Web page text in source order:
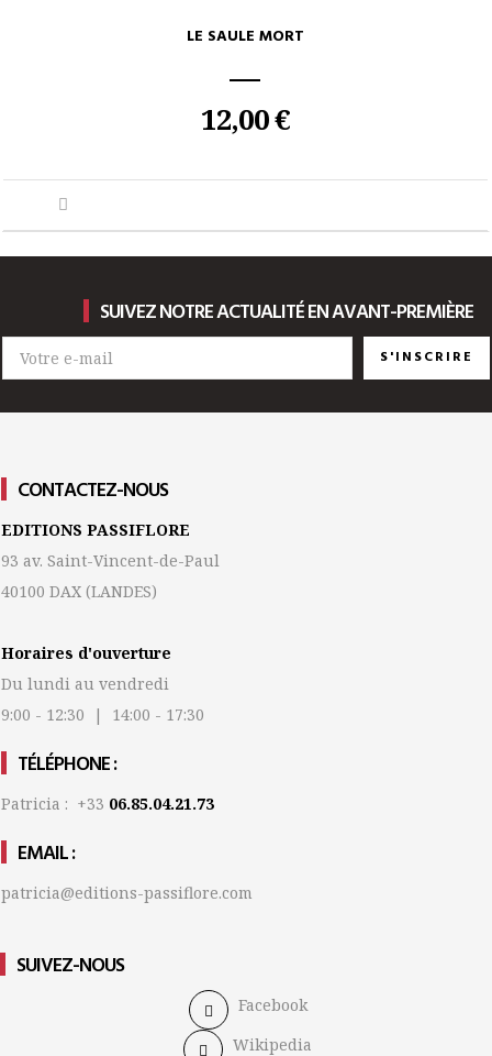
LE SAULE MORT
12,00 €
SUIVEZ NOTRE ACTUALITÉ EN AVANT-PREMIÈRE
S'INSCRIRE
CONTACTEZ-NOUS
EDITIONS PASSIFLORE
93 av. Saint-Vincent-de-Paul
40100 DAX (LANDES)
Horaires d'ouverture
Du lundi au vendredi
9:00 - 12:30 | 14:00 - 17:30
TÉLÉPHONE :
Patricia : +33 06.85.04.21.73
EMAIL :
patricia@editions-passiflore.com
SUIVEZ-NOUS
Facebook
Wikipedia